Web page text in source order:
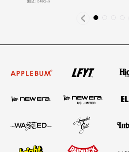
(税込: 7,480円)